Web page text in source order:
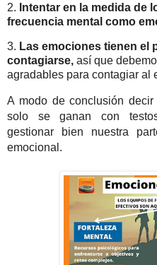
2. Intentar en la medida de
frecuencia mental como
3. Las emociones tienen el
contagiarse, así que
agradables para contagiar al
A modo de conclusión
solo se ganan con
gestionar bien nuestra
emocional.